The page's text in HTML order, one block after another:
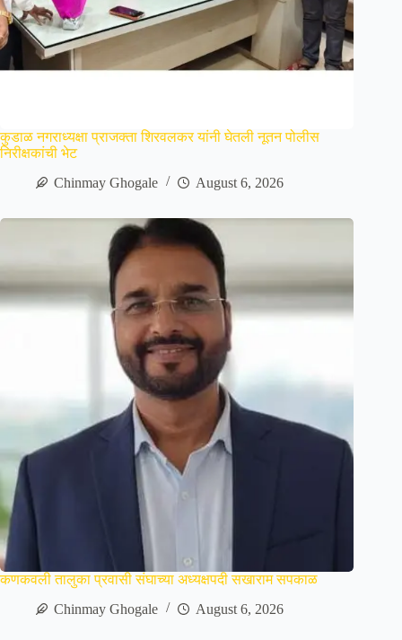
कुडाळ नगराध्यक्षा प्राजक्ता शिरवलकर यांनी घेतली नूतन पोलीस
निरीक्षकांची भेट
Chinmay Ghogale
August 6, 2026
कणकवली तालुका प्रवासी संघाच्या अध्यक्षपदी सखाराम सपकाळ
Chinmay Ghogale
August 6, 2026